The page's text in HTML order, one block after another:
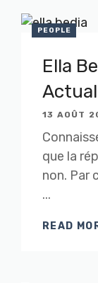
PEOPLE
Ella
13 AOÛT
que la
non. Par
...
READ